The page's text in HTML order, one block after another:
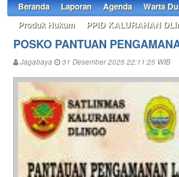
Beranda Laporan Agenda Warta
Produk Hukum
PPID KALURAHAN
POSKO PANTUAN
Jagabaya 31 Desember 2025 22:11:25 WIB